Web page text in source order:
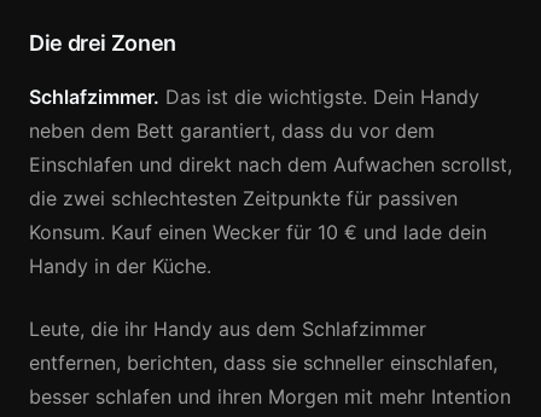
Die drei Zonen
Schlafzimmer. Das ist die wichtigste. Dein Handy
neben dem Bett garantiert, dass du vor dem
Einschlafen und direkt nach dem Aufwachen scrollst,
die zwei schlechtesten Zeitpunkte für passiven
Konsum. Kauf einen Wecker für 10 € und lade dein
Handy in der Küche.
Leute, die ihr Handy aus dem Schlafzimmer
entfernen, berichten, dass sie schneller einschlafen,
besser schlafen und ihren Morgen mit mehr Intention